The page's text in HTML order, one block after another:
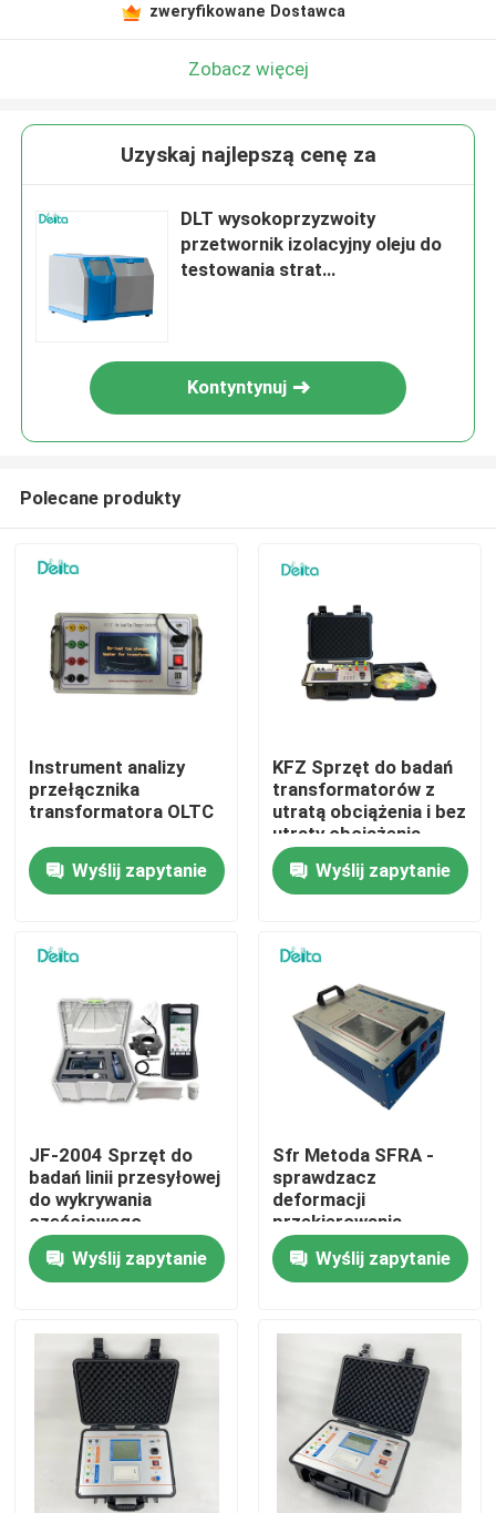
Do domu
Filmy
O nas
Wycieczka po fabryce
Kontrola jakości
Poprosić o wycenę
Sprzęt do testowania elektrycznego
Sprzęt do badań ogniowych
zweryfikowane Dostawca
Zobacz więcej
Uzyskaj najlepszą cenę za
DLT wysokoprzyzwoity
przetwornik izolacyjny oleju do
testowania strat
Kontyntynuj
Polecane produkty
Instrument analizy
przełącznika
transformatora OLTC
Wyślij zapytanie
KFZ Sprzęt do badań
transformatorów z
utratą obciążenia i bez
utraty obciążenia
Wyślij zapytanie
JF-2004 Sprzęt do
badań linii przesyłowej
do wykrywania
częściowego
rozładowania
Wyślij zapytanie
Sfr Metoda SFRA -
sprawdzacz
deformacji
przekierowania
rdzenia
transformatora
Wyślij zapytanie